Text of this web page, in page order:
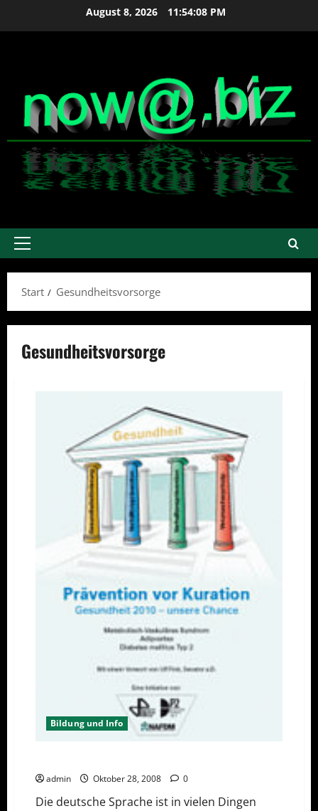
August 8, 2026 11:54:09 PM
Primäres
Start
Gesundheitsvorsorge
Gesundheitsvorsorge
Bildung und Info
admin Oktober 28, 2008 0
Die deutsche Sprache ist in vielen Dingen